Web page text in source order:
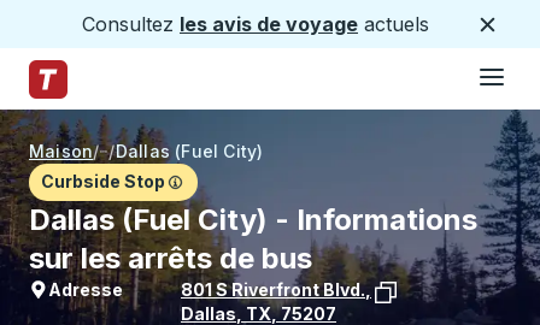
Consultez les avis de voyage actuels
Page d'accueil des sentiers
Maison/ /Dallas (Fuel City)
Curbside Stop
Dallas (Fuel City) - Informations
sur les arrêts de bus
Adresse 801 S Riverfront Blvd.,
Dallas TX,75207